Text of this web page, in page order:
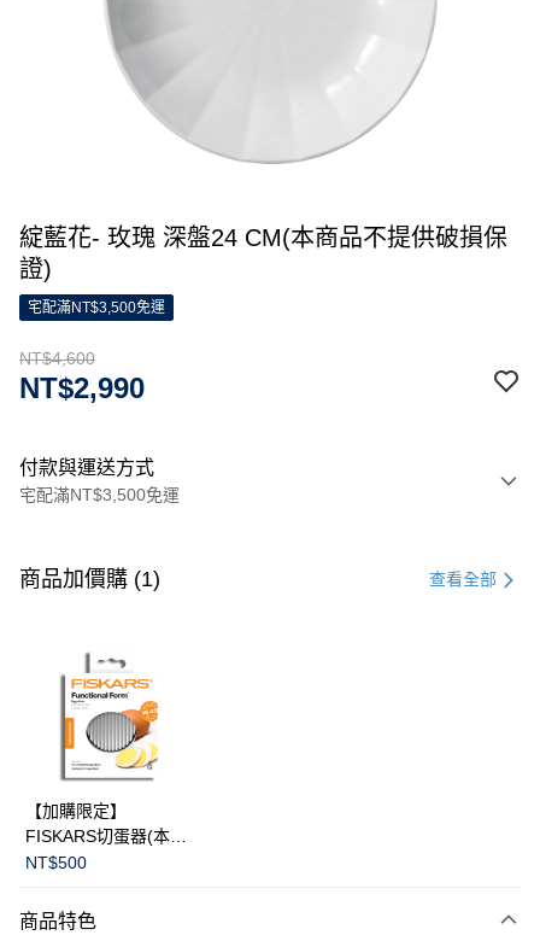
綻藍花- 玫瑰 深盤24 CM(本商品不提供破損保
證)
宅配滿NT$3,500免運
NT$4,600
NT$2,990
付款與運送方式
宅配滿NT$3,500免運
信用卡一次付款
3 期 0 利率 每期
合作金庫商業銀行
華南商業銀行
上海商業儲蓄銀行
國泰世華商業銀行
臺灣中小企業銀行
匯豐（台灣）商業銀行
聯邦商業銀行
元大商業銀行
台新國際商業銀行
LINE Pay
Apple Pay
運送方式
黑貓宅急便
商品加價購 (1) 查看全部
【加購限定】
FISKARS切蛋器(本商
品不提供破損保證)
NT$500
商品特色